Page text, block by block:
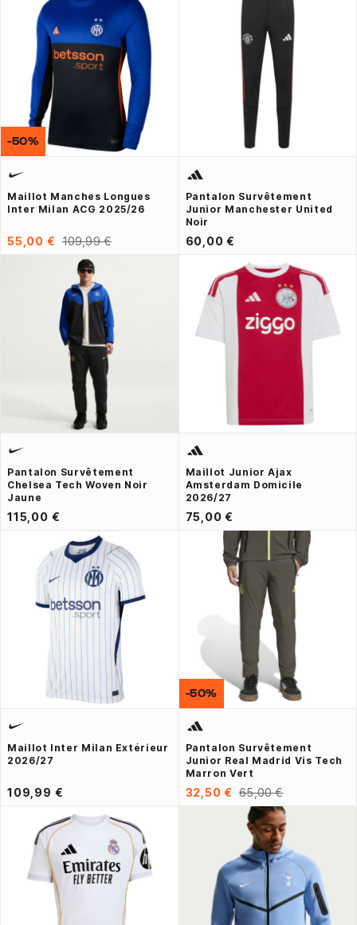
Maillot Manches Longues
Inter Milan ACG 2025/26
55,00 € 109,99 €
-50%
Pantalon Survêtement
Junior Manchester United
Noir
60,00 €
Pantalon Survêtement
Chelsea Tech Woven Noir
Jaune
115,00 €
Maillot Junior Ajax
Amsterdam Domicile
2026/27
75,00 €
Maillot Inter Milan Extérieur
2026/27
109,99 €
Pantalon Survêtement
Junior Real Madrid Vis Tech
Marron Vert
32,50 € 65,00 €
-50%